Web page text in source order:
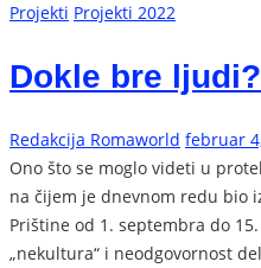
Projekti Projekti 2022
Dokle bre ljudi?
Redakcija Romaworld februar
Ono što se moglo videti u
na čijem je dnevnom redu bio
Prištine od 1. septembra do
„nekultura“ i neodgovornost